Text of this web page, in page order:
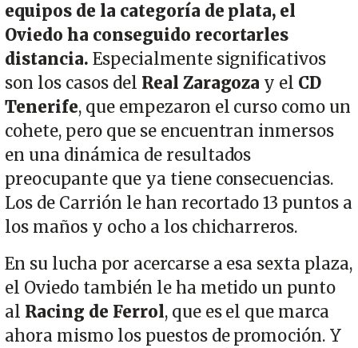
equipos de la categoría de plata, el
Oviedo ha conseguido recortarles
distancia. Especialmente significativos
son los casos del Real Zaragoza y el CD
Tenerife, que empezaron el curso como un
cohete, pero que se encuentran inmersos
en una dinámica de resultados
preocupante que ya tiene consecuencias.
Los de Carrión le han recortado 13 puntos a
los maños y ocho a los chicharreros.
En su lucha por acercarse a esa sexta plaza,
el Oviedo también le ha metido un punto
al Racing de Ferrol, que es el que marca
ahora mismo los puestos de promoción. Y